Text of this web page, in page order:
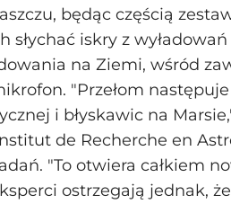
będąc częścią
słychać iskry z
na Ziemi, wśród
"Przełom
i błyskawic na
de Recherche en
"To otwiera całkiem
ostrzegają jednak,